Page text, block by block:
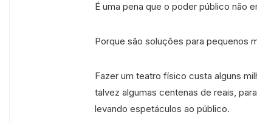
É uma pena que o poder público não
Porque são soluções para pequenos
Fazer um teatro físico custa alguns
talvez algumas centenas de reais,
levando espetáculos ao público.